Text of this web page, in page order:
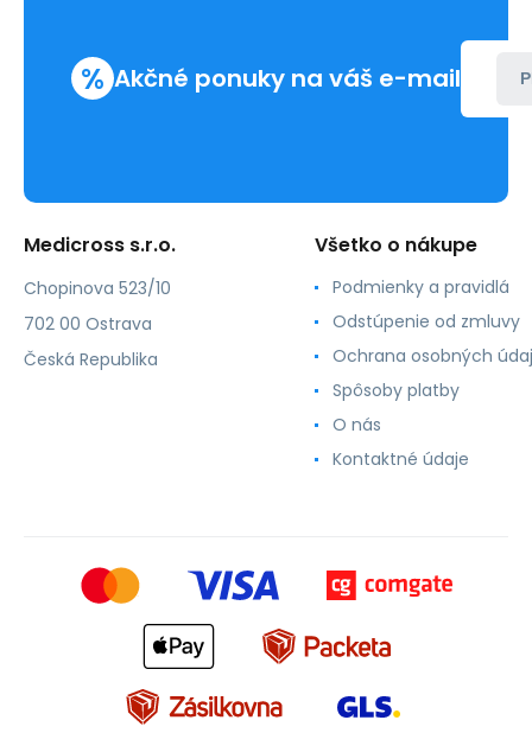
% Akčné ponuky na váš e-mail
Medicross s.r.o.
Chopinova 523/10
702 00 Ostrava
Česká Republika
Všetko o nákupe
Podmienky a pravidlá
Odstúpenie od zmluvy
Ochrana osobných
Spôsoby platby
O nás
Kontaktné údaje